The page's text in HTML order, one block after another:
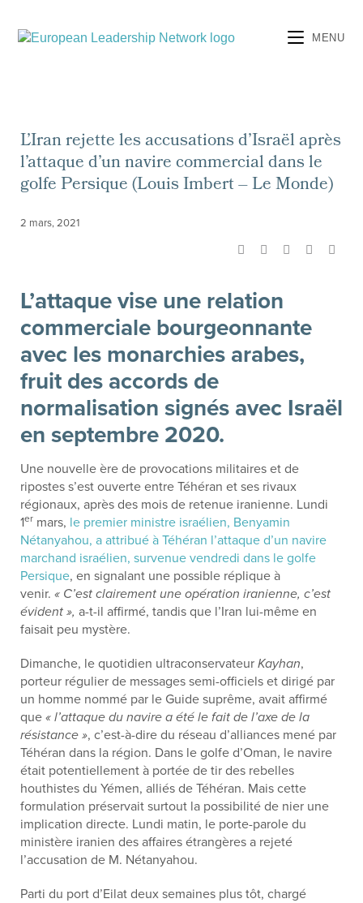
MENU
L’Iran rejette les accusations d’Israël après
l’attaque d’un navire commercial dans le
golfe Persique (Louis Imbert – Le Monde)
2 mars, 2021
L’attaque vise une relation
commerciale bourgeonnante
avec les monarchies arabes,
fruit des accords de
normalisation signés avec Israël
en septembre 2020.
Une nouvelle ère de provocations militaires et de
ripostes s’est ouverte entre Téhéran et ses rivaux
régionaux, après des mois de retenue iranienne. Lundi
1er mars, le premier ministre israélien, Benyamin
Nétanyahou, a attribué à Téhéran l’attaque d’un navire
marchand israélien, survenue vendredi dans le golfe
Persique, en signalant une possible réplique à
venir. « C’est clairement une opération iranienne, c’est
évident », a-t-il affirmé, tandis que l’Iran lui-même en
faisait peu mystère.
Dimanche, le quotidien ultraconservateur Kayhan,
porteur régulier de messages semi-officiels et dirigé par
un homme nommé par le Guide suprême, avait affirmé
que « l’attaque du navire a été le fait de l’axe de la
résistance », c’est-à-dire du réseau d’alliances mené par
Téhéran dans la région. Dans le golfe d’Oman, le navire
était potentiellement à portée de tir des rebelles
houthistes du Yémen, alliés de Téhéran. Mais cette
formulation préservait surtout la possibilité de nier une
implication directe. Lundi matin, le porte-parole du
ministère iranien des affaires étrangères a rejeté
l’accusation de M. Nétanyahou.
Parti du port d’Eilat deux semaines plus tôt, chargé